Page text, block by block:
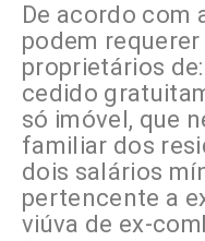
De acordo com
podem
proprietários
cedido
só imóvel, que
familiar dos
dois salários
pertencente a
viúva de ex-